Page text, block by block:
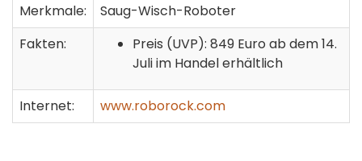
Merkmale:
Saug-Wisch-Roboter
Fakten:
Preis (UVP): 849 Euro ab dem 14.
Juli im Handel erhältlich
Internet: www.roborock.com